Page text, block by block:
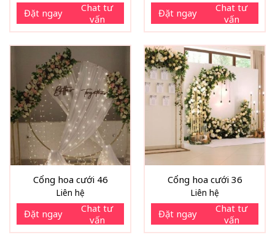
Đặt ngay
Chat tư
vấn
Đặt ngay
Chat tư
vấn
Cổng hoa cưới 46
Liên hệ
Đặt ngay
Chat tư
vấn
Cổng hoa cưới 36
Liên hệ
Đặt ngay
Chat tư
vấn